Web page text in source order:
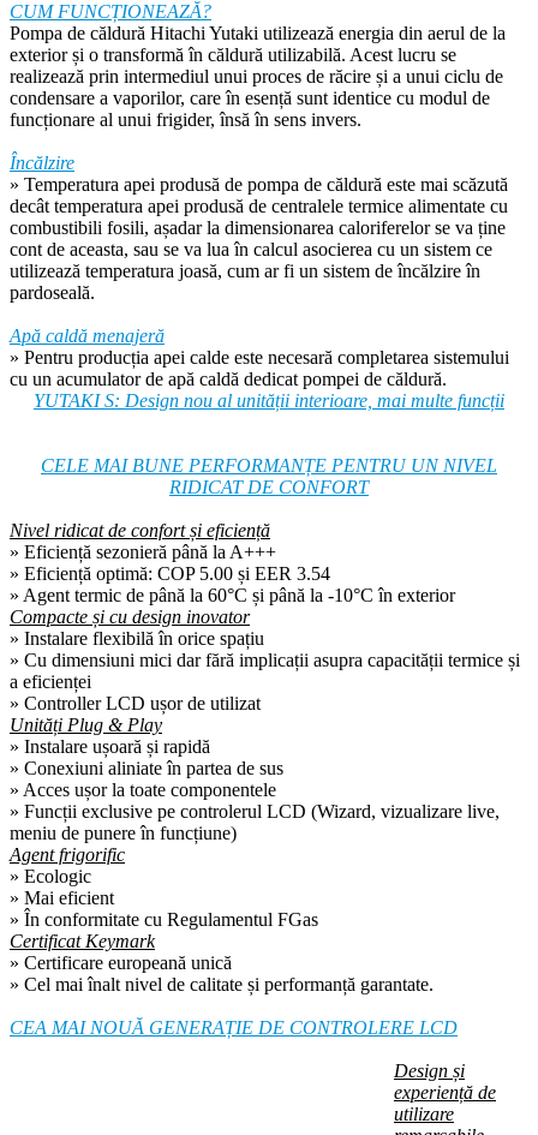
CUM FUNCȚIONEAZĂ?
Pompa de căldură Hitachi Yutaki utilizează energia din aerul de la
exterior și o transformă în căldură utilizabilă. Acest lucru se
realizează prin intermediul unui proces de răcire și a unui ciclu de
condensare a vaporilor, care în esență sunt identice cu modul de
funcționare al unui frigider, însă în sens invers.
Încălzire
» Temperatura apei produsă de pompa de căldură este mai scăzută
decât temperatura apei produsă de centralele termice alimentate cu
combustibili fosili, așadar la dimensionarea caloriferelor se va ține
cont de aceasta, sau se va lua în calcul asocierea cu un sistem ce
utilizează temperatura joasă, cum ar fi un sistem de încălzire în
pardoseală.
Apă caldă menajeră
» Pentru producția apei calde este necesară completarea sistemului
cu un acumulator de apă caldă dedicat pompei de căldură.
YUTAKI S: Design nou al unității interioare, mai multe funcții
CELE MAI BUNE PERFORMANȚE PENTRU UN NIVEL
RIDICAT DE CONFORT
Nivel ridicat de confort și eficiență
» Eficiență sezonieră până la A+++
» Eficiență optimă: COP 5.00 și EER 3.54
» Agent termic de până la 60°C și până la -10°C în exterior
Compacte și cu design inovator
» Instalare flexibilă în orice spațiu
» Cu dimensiuni mici dar fără implicații asupra capacității termice și
a eficienței
» Controller LCD ușor de utilizat
Unități Plug & Play
» Instalare ușoară și rapidă
» Conexiuni aliniate în partea de sus
» Acces ușor la toate componentele
» Funcții exclusive pe controlerul LCD (Wizard, vizualizare live,
meniu de punere în funcțiune)
Agent frigorific
» Ecologic
» Mai eficient
» În conformitate cu Regulamentul FGas
Certificat Keymark
» Certificare europeană unică
» Cel mai înalt nivel de calitate și performanță garantate.
CEA MAI NOUĂ GENERAȚIE DE CONTROLERE LCD
Design și
experiență de
utilizare